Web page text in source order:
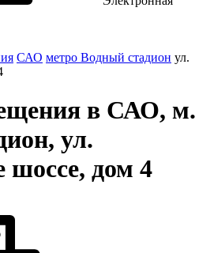
САО метро Водный стадион ул.
в САО, м.
ул.
шоссе, дом 4